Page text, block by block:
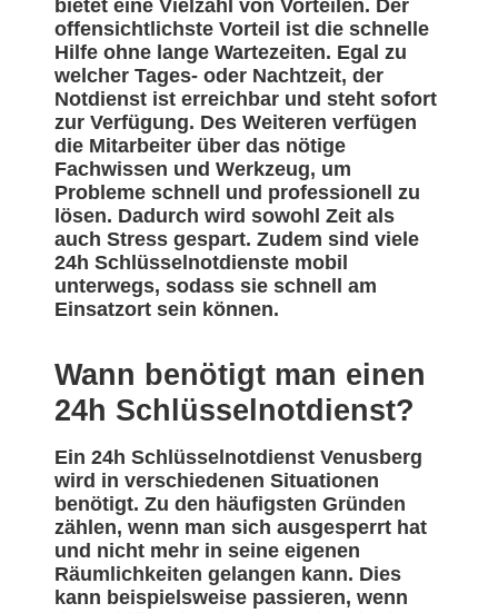
bietet eine Vielzahl von Vorteilen. Der
offensichtlichste Vorteil ist die schnelle
Hilfe ohne lange Wartezeiten. Egal zu
welcher Tages- oder Nachtzeit, der
Notdienst ist erreichbar und steht sofort
zur Verfügung. Des Weiteren verfügen
die Mitarbeiter über das nötige
Fachwissen und Werkzeug, um
Probleme schnell und professionell zu
lösen. Dadurch wird sowohl Zeit als
auch Stress gespart. Zudem sind viele
24h Schlüsselnotdienste mobil
unterwegs, sodass sie schnell am
Einsatzort sein können.
Wann benötigt man einen
24h Schlüsselnotdienst?
Ein 24h Schlüsselnotdienst Venusberg
wird in verschiedenen Situationen
benötigt. Zu den häufigsten Gründen
zählen, wenn man sich ausgesperrt hat
und nicht mehr in seine eigenen
Räumlichkeiten gelangen kann. Dies
kann beispielsweise passieren, wenn